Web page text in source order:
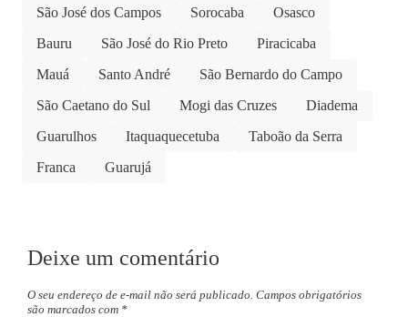
São José dos Campos
Sorocaba
Osasco
Bauru
São José do Rio Preto
Piracicaba
Mauá
Santo André
São Bernardo do Campo
São Caetano do Sul
Mogi das Cruzes
Diadema
Guarulhos
Itaquaquecetuba
Taboão da Serra
Franca
Guarujá
Deixe um comentário
O seu endereço de e-mail não será publicado. Campos obrigatórios
são marcados com *